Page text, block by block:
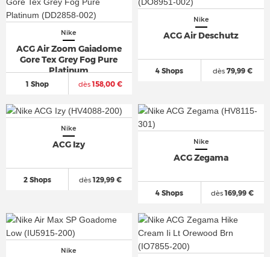
Nike
ACG Air Zoom Gaiadome
Gore Tex Grey Fog Pure
Platinum
1 Shop dès158,00 €
Nike
ACG Air Deschutz
4 Shops dès79,99 €
Nike
ACG Izy
2 Shops dès129,99 €
Nike
ACG Zegama
4 Shops dès169,99 €
Nike